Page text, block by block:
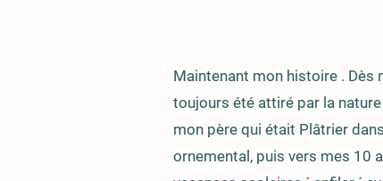
Maintenant mon histoire . Dès
toujours été attiré par la
mon père qui était Plâtrier
ornemental, puis vers mes 10